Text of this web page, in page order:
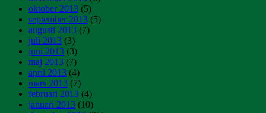
oktober 2013 (5)
september 2013 (5)
augusti 2013 (7)
juli 2013 (3)
juni 2013 (3)
maj 2013 (7)
april 2013 (4)
mars 2013 (7)
februari 2013 (4)
januari 2013 (10)